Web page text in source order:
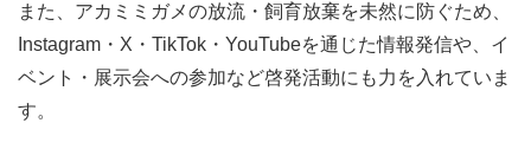
また、アカミミガメの放流・飼育放棄を未然に防ぐため、
Instagram・X・TikTok・YouTubeを通じた情報発信や、イ
ベント・展示会への参加など啓発活動にも力を入れていま
す。